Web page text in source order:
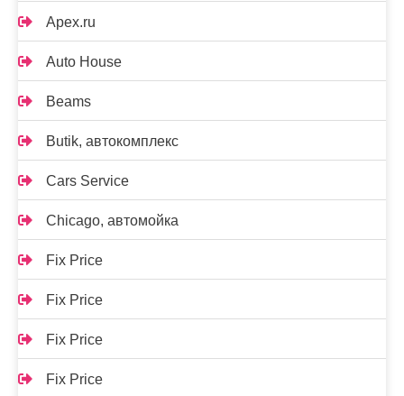
Apex.ru
Auto House
Beams
Butik, автокомплекс
Cars Service
Chicago, автомойка
Fix Price
Fix Price
Fix Price
Fix Price